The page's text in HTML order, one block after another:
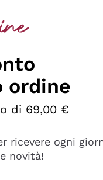
ordine
di 69,00 €
ricevere ogni
novità!